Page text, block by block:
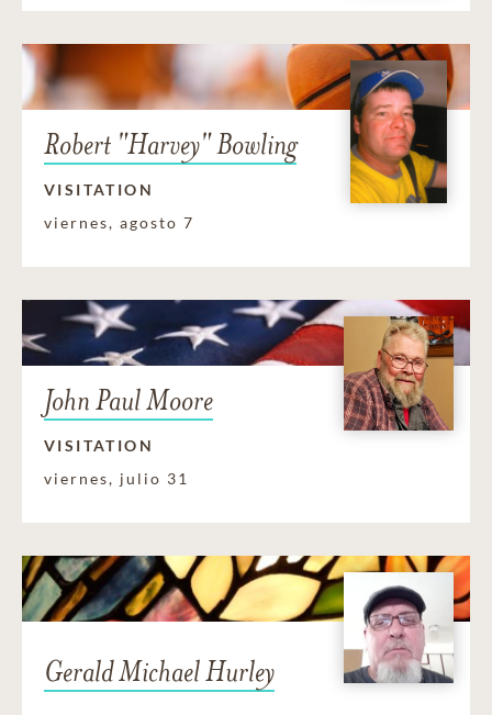
Robert "Harvey" Bowling
VISITATION
viernes, agosto 7
John Paul Moore
VISITATION
viernes, julio 31
Gerald Michael Hurley